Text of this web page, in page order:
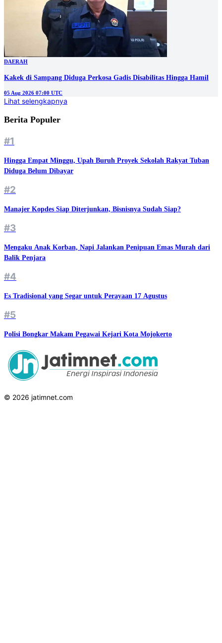
DAERAH
Kakek di Sampang Diduga Perkosa Gadis Disabilitas Hingga Hamil
05 Aug 2026 07:00 UTC
Lihat selengkapnya
Berita Populer
#1
Hingga Empat Minggu, Upah Buruh Proyek Sekolah Rakyat Tuban
Diduga Belum Dibayar
#2
Manajer Kopdes Siap Diterjunkan, Bisnisnya Sudah Siap?
#3
Mengaku Anak Korban, Napi Jalankan Penipuan Emas Murah dari
Balik Penjara
#4
Es Tradisional yang Segar untuk Perayaan 17 Agustus
#5
Polisi Bongkar Makam Pegawai Kejari Kota Mojokerto
© 2026 jatimnet.com